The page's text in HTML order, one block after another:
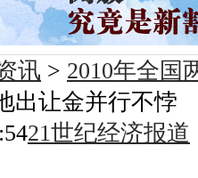
讯 > 2010年全国
出让金并行不悖
21世纪经济报道